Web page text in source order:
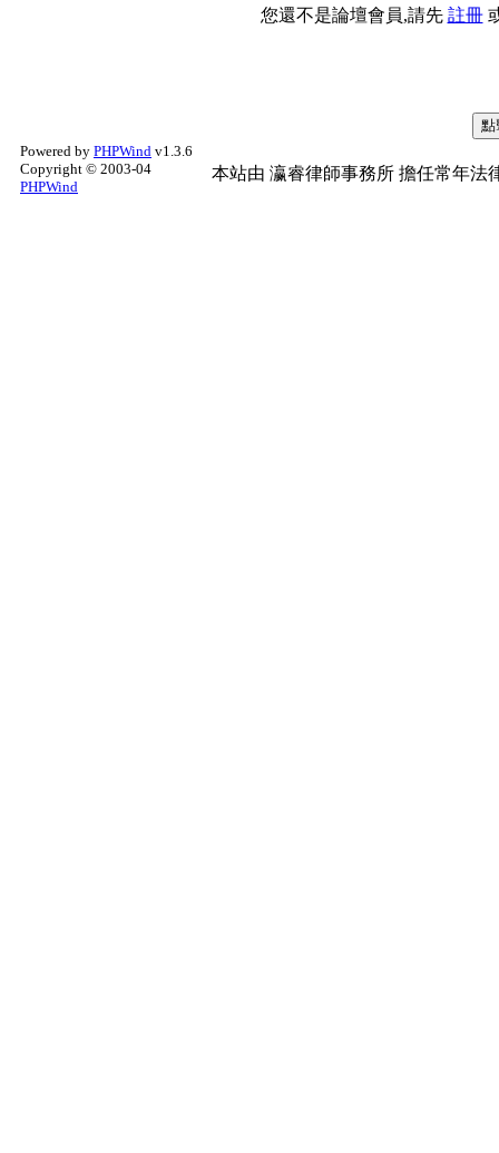
您還不是論壇會員,請先 註冊
Powered by PHPWind v1.3.6
Copyright © 2003-04
PHPWind
本站由 瀛睿律師事務所 擔任常年法